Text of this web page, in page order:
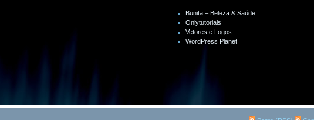
Bunita – Beleza & Saúde
Onlytutorials
Vetores e Logos
WordPress Planet